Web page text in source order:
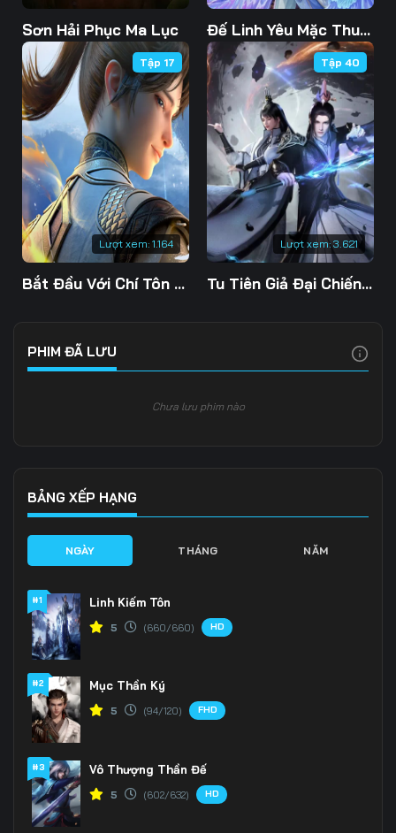
Tập 103 Tập 104 Tập 105
Tập 106 Tập 107 Tập 108
Tập 109 Tập 110 Tập 111
Tập 112 Tập 113 Tập 114
Tập 115 Tập 116 Tập 117
Tập 118 Tập 119 Tập 120
Tập 121 Tập 122 Tập 123
Tập 134
Tập 139
Tập 142
Tập 148 Tập 149
Tập 151
Tập 154
Tập 157
Tập 160 Tập 161
Tập 163 Tập 164
Sơn Hải Phục Ma Lục Đế Linh Yêu Mặc Thuỷ Linh Lung
Lượt xem: 1.164
Tập 17
Bắt Đầu Với Chí Tôn Đan Điền
Lượt xem:3.621
Tập 40
Tu Tiên Giả Đại Chiến Siêu Năng Lực 3D
PHIM ĐÃ LƯU
Chưa lưu phim nào
BẢNG XẾP HẠNG
NGÀY THÁNG NĂM
#1 Linh Kiếm Tôn
5 (660/660) HD
#2 Mục Thần Ký
5 (94/120) FHD
#3 Vô Thượng Thần Đế
5 (602/632) HD